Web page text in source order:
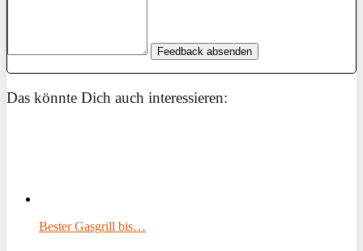
Feedback absenden
Das könnte Dich auch interessieren:
Bester Gasgrill bis…